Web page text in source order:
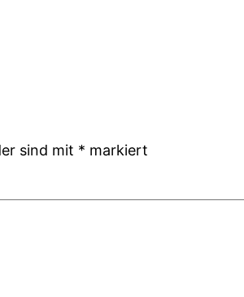
sind mit * markiert